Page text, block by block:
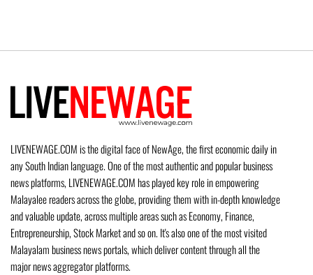
LIVENEWAGE.COM is the digital face of NewAge, the first economic daily in
any South Indian language. One of the most authentic and popular business
news platforms, LIVENEWAGE.COM has played key role in empowering
Malayalee readers across the globe, providing them with in-depth knowledge
and valuable update, across multiple areas such as Economy, Finance,
Entrepreneurship, Stock Market and so on. It's also one of the most visited
Malayalam business news portals, which deliver content through all the
major news aggregator platforms.